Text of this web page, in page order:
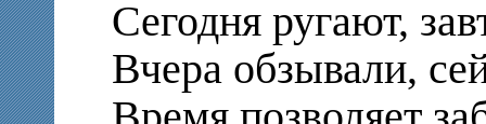
Сегодня ругают,
Вчера обзывали,